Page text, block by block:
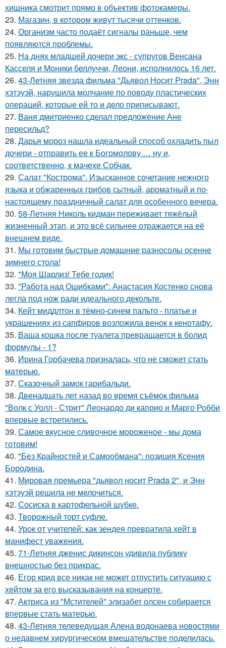
хищника смотрит прямо в объектив фотокамеры.
23. Магазин, в котором живут тысячи оттенков.
24. Организм часто подаёт сигналы раньше, чем
появляются проблемы.
25. На днях младшей дочери экс - супругов Венсана
Касселя и Моники беллуччи, Леони, исполнилось 16 лет.
26. 43-Летняя звезда фильма "Дьявол Носит Prada", Энн
хэтэуэй, нарушила молчание по поводу пластических
операций, которые ей то и дело приписывают.
27. Ваня дмитриенко сделал предложение Ане
пересильд?
28. Дарья мороз нашла идеальный способ охладить пыл
дочери - отправить ее к Богомолову … ну и,
соответственно, к мачехе Собчак.
29. Салат "Кострома". Изысканное сочетание нежного
языка и обжаренных грибов сытный, ароматный и по-
настоящему праздничный салат для особенного вечера.
30. 58-Летняя Николь кидман переживает тяжёлый
жизненный этап, и это всё сильнее отражается на её
внешнем виде.
31. Мы готовим быстрые домашние разносолы осенне
зимнего стола!
32. "Моя Шарлиз! Тебе годик!
33. "Работа над Ошибками": Анастасия Костенко снова
легла под нож ради идеального декольте.
34. Кейт миддлтон в тёмно-синем пальто - платье и
украшениях из сапфиров возложила венок к кенотафу.
35. Ваша кошка после туалета превращается в болид
формулы - 1?
36. Ирина Горбачева призналась, что не сможет стать
матерью.
37. Сказочный замок гарибальди.
38. Двенадцать лет назад во время съёмок фильма
"Волк с Уолл - Стрит" Леонардо ди каприо и Марго Робби
впервые встретились.
39. Самое вкусное сливочное мороженое - мы дома
готовим!
40. "Без Крайностей и Самообмана": позиция Ксения
Бородина.
41. Мировая премьера "дьявол носит Prada 2", и Энн
хэтэуэй решила не мелочиться.
42. Сосиска в картофельной шубке.
43. Творожный торт суфле.
44. Урок от учителей: как зендея превратила хейт в
манифест уважения.
45. 71-Летняя дженис дикинсон удивила публику
внешностью без прикрас.
46. Егор крид все никак не может отпустить ситуацию с
хейтом за его высказывания на концерте.
47. Актриса из "Мстителей" элизабет олсен собирается
впервые стать матерью.
48. 43-Летняя телеведущая Алена водонаева новостями
о недавнем хирургическом вмешательстве поделилась.